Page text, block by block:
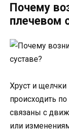
Почему
плечевом
Хруст и щелчки
происходить
связаны с
или